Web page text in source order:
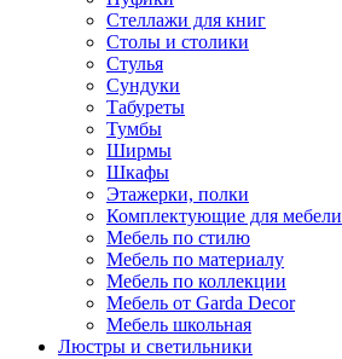
Стеллажи для книг
Столы и столики
Стулья
Сундуки
Табуреты
Тумбы
Ширмы
Шкафы
Этажерки, полки
Комплектующие для мебели
Мебель по стилю
Мебель по материалу
Мебель по коллекции
Мебель от Garda Decor
Мебель школьная
Люстры и светильники